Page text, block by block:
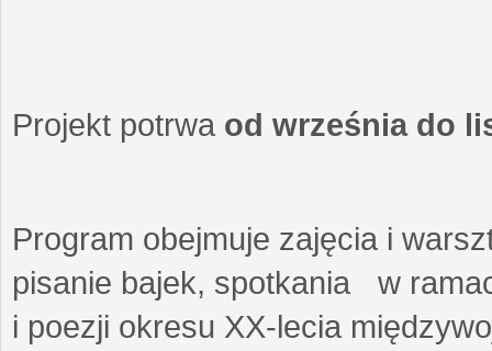
Projekt potrwa od września do
Program obejmuje zajęcia i
pisanie bajek, spotkania w
i poezji okresu XX-lecia